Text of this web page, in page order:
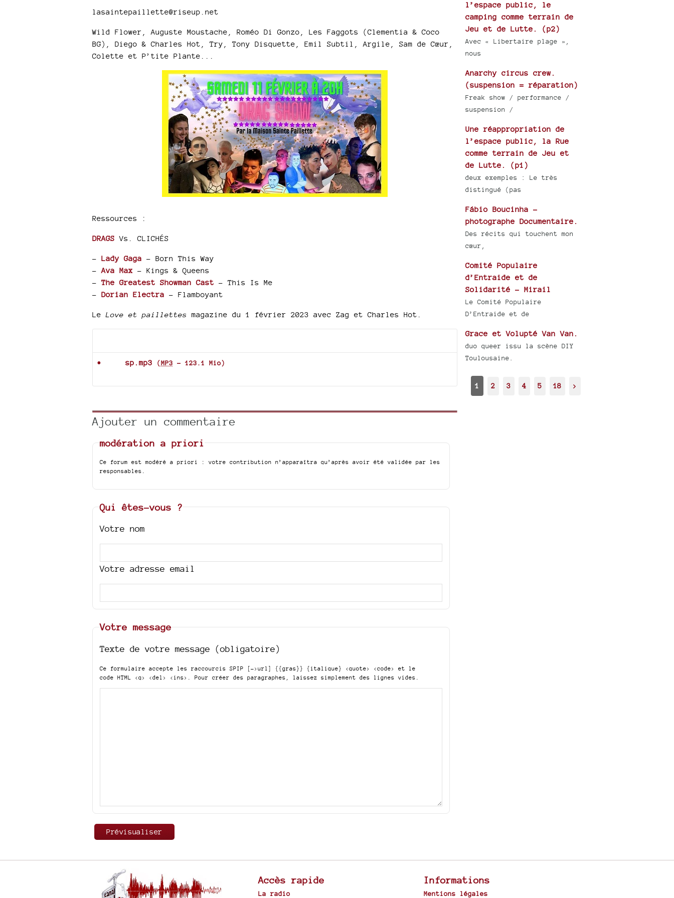
lasaintepaillette@riseup.net
Wild Flower, Auguste Moustache, Roméo Di Gonzo, Les Faggots (Clementia & Coco
BG), Diego & Charles Hot, Try, Tony Disquette, Emil Subtil, Argile, Sam de Cœur,
Colette et P’tite Plante...
Ressources :
DRAGS Vs. CLICHÉS
– Lady Gaga - Born This Way
– Ava Max - Kings & Queens
– The Greatest Showman Cast - This Is Me
– Dorian Electra - Flamboyant
Le Love et paillettes magazine du 1 février 2023 avec Zag et Charles Hot.
sp.mp3 (MP3 - 123.1 Mio)
Ajouter un commentaire
modération a priori
Ce forum est modéré a priori : votre contribution n’apparaîtra qu’après avoir été validée par les
responsables.
Qui êtes-vous ?
Votre nom
Votre adresse email
Votre message
Texte de votre message (obligatoire)
Ce formulaire accepte les raccourcis SPIP [->url] {{gras}} {italique} <quote> <code>
et le
code HTML <q> <del> <ins> . Pour créer des paragraphes, laissez simplement des lignes vides.
l’espace public, le
camping comme terrain de
Jeu et de Lutte. (p2)
Avec « Libertaire plage »,
nous
Anarchy circus crew.
(suspension = réparation)
Freak show / performance /
suspension /
Une réappropriation de
l’espace public, la Rue
comme terrain de Jeu et
de Lutte. (p1)
deux exemples : Le très
distingué (pas
Fábio Boucinha -
photographe Documentaire.
Des récits qui touchent mon
cœur,
Comité Populaire
d’Entraide et de
Solidarité - Mirail
Le Comité Populaire
D’Entraide et de
Grace et Volupté Van Van.
duo queer issu la scène DIY
Toulousaine.
1 2 3 4 5 18 >
Accès rapide
La radio
Informations
Mentions légales